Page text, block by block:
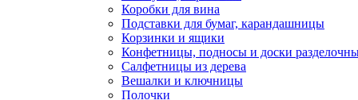
Коробки для вина
Подставки для бумаг, карандашницы
Корзинки и ящики
Конфетницы, подносы и доски
Салфетницы из дерева
Вешалки и ключницы
Полочки